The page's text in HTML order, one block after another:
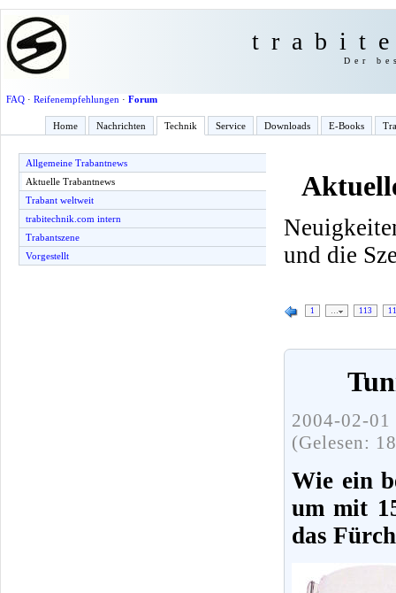
Der
FAQ· Reifenempfehlungen · Forum
Home Nachrichten Technik Service Downloads E-Books
Allgemeine Trabantnews
Aktuelle Trabantnews
Trabant weltweit
trabitechnik.com intern
Trabantszene
Vorgestellt
und die
1 113
2004-02-
(Gelesen:
Wie ein
um mit
das